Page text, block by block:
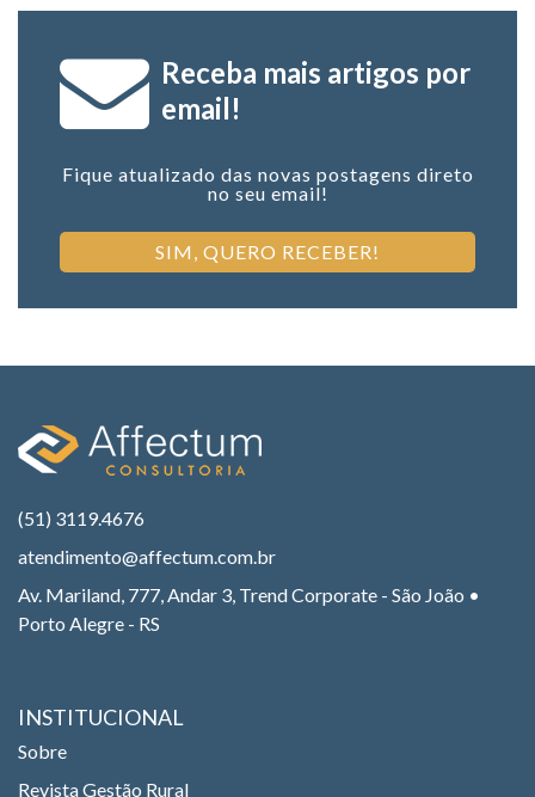
Receba mais artigos por
email!
Fique atualizado das novas postagens direto
no seu email!
SIM, QUERO RECEBER!
(51) 3119.4676
atendimento@affectum.com.br
Av. Mariland, 777, Andar 3, Trend Corporate - São João •
Porto Alegre - RS
INSTITUCIONAL
Sobre
Revista Gestão Rural